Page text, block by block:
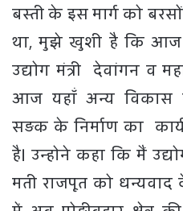
बस्ती के इस मार्ग को
था, मुझे खुशी है कि आज
उद्योग मंत्री देवांगन व
आज यहॉं अन्य विकास
सड़क के निर्माण का
है। उन्होने कहा कि मैं
मती राजपूत को धन्यवाद